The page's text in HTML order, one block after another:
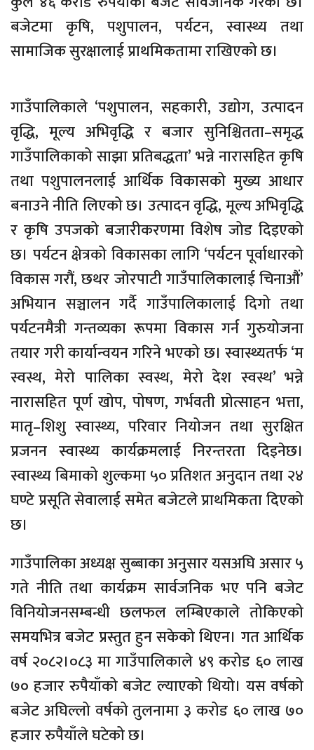
बजेटमा कृषि, पशुपालन, पर्यटन, स्वास्थ्य तथा
सामाजिक सुरक्षालाई प्राथमिकतामा राखिएको छ।
गाउँपालिकाले ‘पशुपालन, सहकारी, उद्योग, उत्पादन
वृद्धि, मूल्य अभिवृद्धि र बजार सुनिश्चितता–समृद्ध
गाउँपालिकाको साझा प्रतिबद्धता’ भन्ने नारासहित कृषि
तथा पशुपालनलाई आर्थिक विकासको मुख्य आधार
बनाउने नीति लिएको छ। उत्पादन वृद्धि, मूल्य अभिवृद्धि
र कृषि उपजको बजारीकरणमा विशेष जोड दिइएको
छ। पर्यटन क्षेत्रको विकासका लागि ‘पर्यटन पूर्वाधारको
विकास गरौं, छथर जोरपाटी गाउँपालिकालाई चिनाऔं’
अभियान सञ्चालन गर्दै गाउँपालिकालाई दिगो तथा
पर्यटनमैत्री गन्तव्यका रूपमा विकास गर्न गुरुयोजना
तयार गरी कार्यान्वयन गरिने भएको छ। स्वास्थ्यतर्फ ‘म
स्वस्थ, मेरो पालिका स्वस्थ, मेरो देश स्वस्थ’ भन्ने
नारासहित पूर्ण खोप, पोषण, गर्भवती प्रोत्साहन भत्ता,
मातृ–शिशु स्वास्थ्य, परिवार नियोजन तथा सुरक्षित
प्रजनन स्वास्थ्य कार्यक्रमलाई निरन्तरता दिइनेछ।
स्वास्थ्य बिमाको शुल्कमा ५० प्रतिशत अनुदान तथा २४
घण्टे प्रसूति सेवालाई समेत बजेटले प्राथमिकता दिएको
छ।
गाउँपालिका अध्यक्ष सुब्बाका अनुसार यसअघि असार ५
गते नीति तथा कार्यक्रम सार्वजनिक भए पनि बजेट
विनियोजनसम्बन्धी छलफल लम्बिएकाले तोकिएको
समयभित्र बजेट प्रस्तुत हुन सकेको थिएन। गत आर्थिक
वर्ष २०८२।०८३ मा गाउँपालिकाले ४९ करोड ६० लाख
७० हजार रुपैयाँको बजेट ल्याएको थियो। यस वर्षको
बजेट अघिल्लो वर्षको तुलनामा ३ करोड ६० लाख ७०
हजार रुपैयाँले घटेको छ।